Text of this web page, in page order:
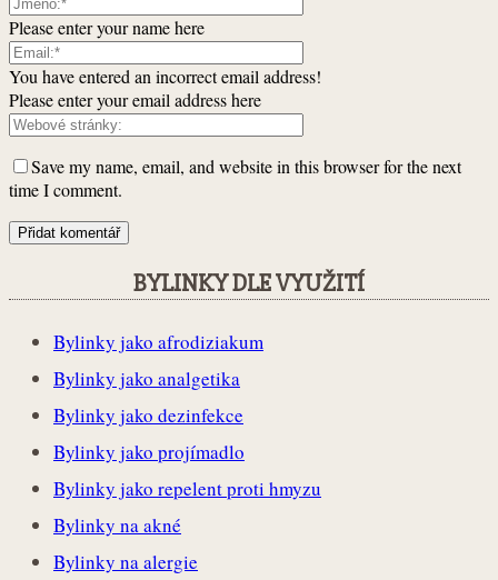
Please enter your name here
You have entered an incorrect email address!
Please enter your email address here
Save my name, email, and website in this browser for the next
time I comment.
BYLINKY DLE VYUŽITÍ
Bylinky jako afrodiziakum
Bylinky jako analgetika
Bylinky jako dezinfekce
Bylinky jako projímadlo
Bylinky jako repelent proti hmyzu
Bylinky na akné
Bylinky na alergie